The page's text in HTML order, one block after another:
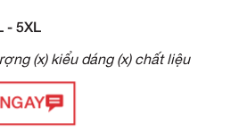
- 5XL
(x) kiểu dáng (x) chất liệu